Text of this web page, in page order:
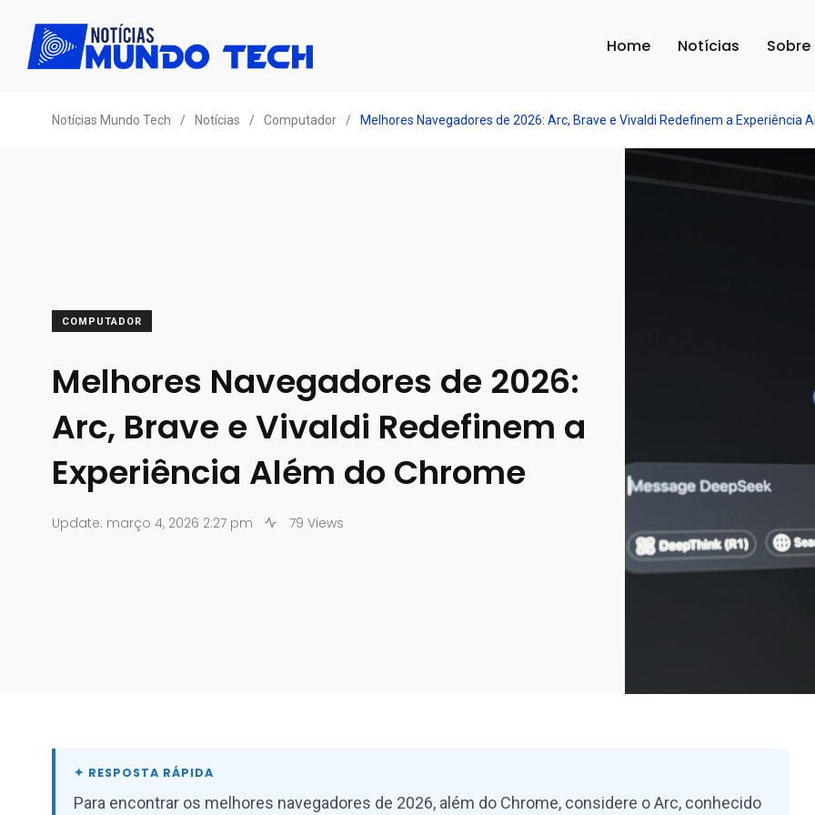
Home Notícias Sobre
Notícias Mundo Tech / Notícias / Computador / Melhores Navegadores de 2026: Arc, Brave e Vivaldi Redefinem a Experiência
COMPUTADOR
Melhores Navegadores de 2026:
Arc, Brave e Vivaldi Redefinem a
Experiência Além do Chrome
Update: março 4, 2026 2:27 pm 79 Views
Para encontrar os melhores navegadores de 2026, além do Chrome, considere o Arc, conhecido